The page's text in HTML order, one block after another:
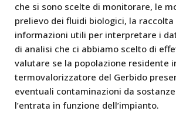
che si sono scelte di monitorare, le
prelievo dei fluidi biologici, la raccolta
informazioni utili per interpretare i
di analisi che ci abbiamo scelto di
valutare se la popolazione residente
termovalorizzatore del Gerbido
eventuali contaminazioni da
l’entrata in funzione dell’impianto.